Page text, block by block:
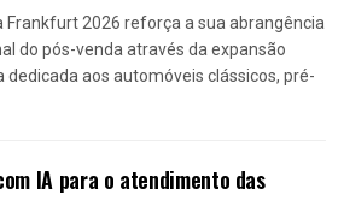
Frankfurt 2026 reforça a sua abrangência
do pós-venda através da expansão
dedicada aos automóveis clássicos, pré-
IA para o atendimento das